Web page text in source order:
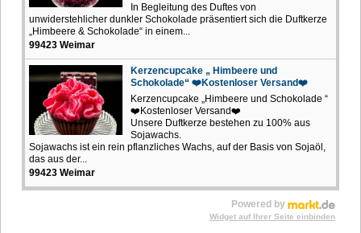
In Begleitung des Duftes von
unwiderstehlicher dunkler Schokolade präsentiert sich die Duftkerze
„Himbeere & Schokolade“ in einem...
99423 Weimar
Kerzencupcake „ Himbeere und
Schokolade“ ❤️Kostenloser Versand❤️
Kerzencupcake „Himbeere und Schokolade “
❤️Kostenloser Versand❤️
Unsere Duftkerze bestehen zu 100% aus
Sojawachs.
Sojawachs ist ein rein pflanzliches Wachs, auf der Basis von Sojaöl,
das aus der...
99423 Weimar
Powered by
Widget auf Ihrer Seite einbinden